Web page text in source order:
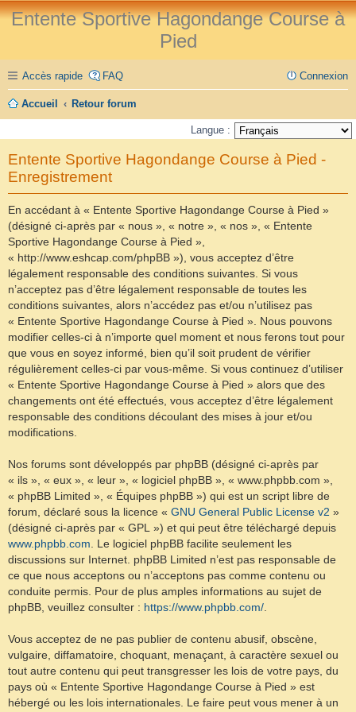
Entente Sportive Hagondange Course à
Pied
Accès rapide FAQ Connexion
Accueil Retour forum
Langue :
Entente Sportive Hagondange Course à Pied -
Enregistrement
En accédant à « Entente Sportive Hagondange Course à Pied »
(désigné ci-après par « nous », « notre », « nos », « Entente
Sportive Hagondange Course à Pied »,
« http://www.eshcap.com/phpBB »), vous acceptez d’être
légalement responsable des conditions suivantes. Si vous
n’acceptez pas d’être légalement responsable de toutes les
conditions suivantes, alors n’accédez pas et/ou n’utilisez pas
« Entente Sportive Hagondange Course à Pied ». Nous pouvons
modifier celles-ci à n’importe quel moment et nous ferons tout pour
que vous en soyez informé, bien qu’il soit prudent de vérifier
régulièrement celles-ci par vous-même. Si vous continuez d’utiliser
« Entente Sportive Hagondange Course à Pied » alors que des
changements ont été effectués, vous acceptez d’être légalement
responsable des conditions découlant des mises à jour et/ou
modifications.
Nos forums sont développés par phpBB (désigné ci-après par
« ils », « eux », « leur », « logiciel phpBB », « www.phpbb.com »,
« phpBB Limited », « Équipes phpBB ») qui est un script libre de
forum, déclaré sous la licence « GNU General Public License v2 »
(désigné ci-après par « GPL ») et qui peut être téléchargé depuis
www.phpbb.com . Le logiciel phpBB facilite seulement les
discussions sur Internet. phpBB Limited n’est pas responsable de
ce que nous acceptons ou n’acceptons pas comme contenu ou
conduite permis. Pour de plus amples informations au sujet de
phpBB, veuillez consulter : https://www.phpbb.com/
Vous acceptez de ne pas publier de contenu abusif, obscène,
vulgaire, diffamatoire, choquant, menaçant, à caractère sexuel ou
tout autre contenu qui peut transgresser les lois de votre pays, du
pays où « Entente Sportive Hagondange Course à Pied » est
hébergé ou les lois internationales. Le faire peut vous mener à un